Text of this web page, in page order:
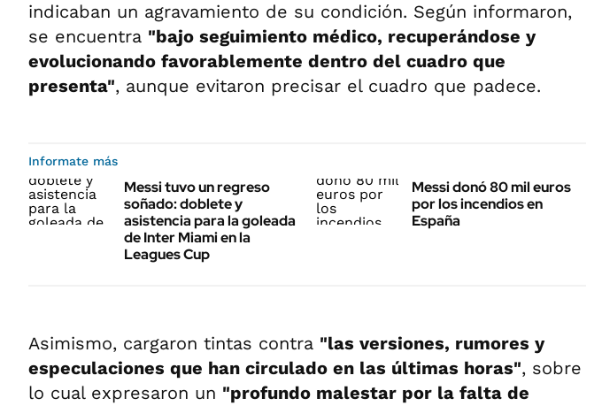
indicaban un agravamiento de su condición. Según informaron,
se encuentra "bajo seguimiento médico, recuperándose y
evolucionando favorablemente dentro del cuadro que
presenta", aunque evitaron precisar el cuadro que padece.
Informate más
Messi tuvo un regreso
soñado: doblete y
asistencia para la goleada
de Inter Miami en la
Leagues Cup
Messi donó 80 mil euros
por los incendios en
España
Asimismo, cargaron tintas contra "las versiones, rumores y
especulaciones que han circulado en las últimas horas", sobre
lo cual expresaron un "profundo malestar por la falta de